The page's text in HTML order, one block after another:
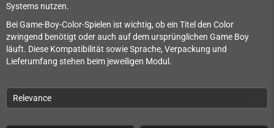
Systems nutzen.
Bei Game-Boy-Color-Spielen ist wichtig, ob ein Titel den Color
zwingend benötigt oder auch auf dem ursprünglichen Game Boy
läuft. Diese Kompatibilität sowie Sprache, Verpackung und
Lieferumfang stehen beim jeweiligen Modul.
Relevance